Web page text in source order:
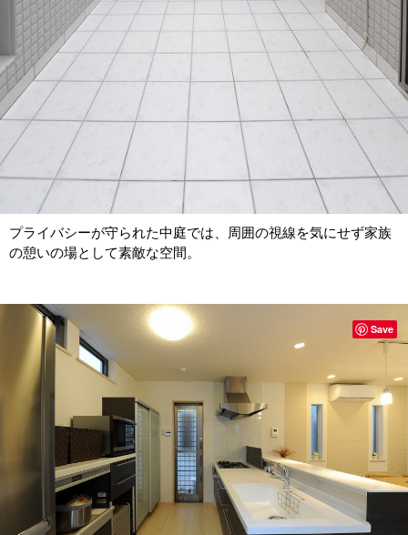
プライバシーが守られた中庭では、周囲の視線を気にせず家族
の憩いの場として素敵な空間。
Save